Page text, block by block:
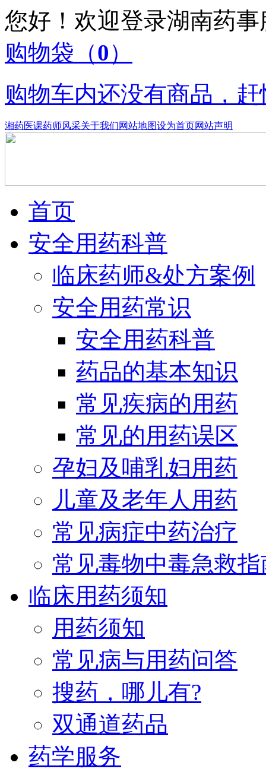
您好！欢迎登录湖南药
购物袋 （0）
购物车内还没有商品，
湘药医课药师风采关于我们网站地图设为首页网站声明
首页
安全用药科普
临床药师&处方案例
安全用药常识
安全用药科普
药品的基本知识
常见疾病的用药
常见的用药误区
孕妇及哺乳妇用药
儿童及老年人用药
常见病症中药治疗
常见毒物中毒急救指
临床用药须知
用药须知
常见病与用药问答
搜药，哪儿有?
双通道药品
药学服务